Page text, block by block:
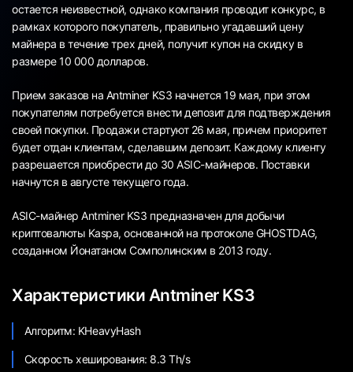
остается неизвестной, однако компания проводит конкурс, в
рамках которого покупатель, правильно угадавший цену
майнера в течение трех дней, получит купон на скидку в
размере 10 000 долларов.
Прием заказов на Antminer KS3 начнется 19 мая, при этом
покупателям потребуется внести депозит для подтверждения
своей покупки. Продажи стартуют 26 мая, причем приоритет
будет отдан клиентам, сделавшим депозит. Каждому клиенту
разрешается приобрести до 30 ASIC-майнеров. Поставки
начнутся в августе текущего года.
ASIC-майнер Antminer KS3 предназначен для добычи
криптовалюты Kaspa, основанной на протоколе GHOSTDAG,
созданном Йонатаном Сомполинским в 2013 году.
Характеристики Antminer KS3
Алгоритм: KHeavyHash
Скорость хеширования: 8.3 Th/s